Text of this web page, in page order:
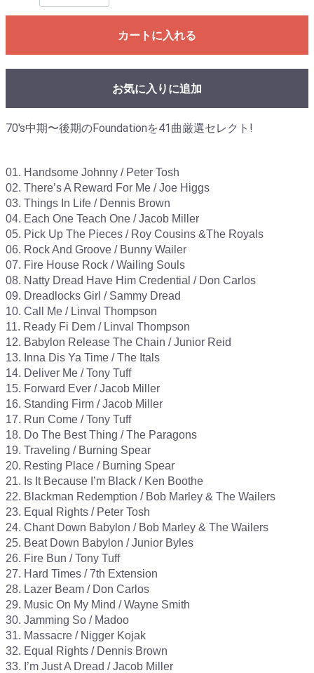
カートに入れる
お気に入りに追加
70's中期〜後期のFoundationを41曲厳選セレクト!
01. Handsome Johnny / Peter Tosh
02. There’s A Reward For Me / Joe Higgs
03. Things In Life / Dennis Brown
04. Each One Teach One / Jacob Miller
05. Pick Up The Pieces / Roy Cousins &The Royals
06. Rock And Groove / Bunny Wailer
07. Fire House Rock / Wailing Souls
08. Natty Dread Have Him Credential / Don Carlos
09. Dreadlocks Girl / Sammy Dread
10. Call Me / Linval Thompson
11. Ready Fi Dem / Linval Thompson
12. Babylon Release The Chain / Junior Reid
13. Inna Dis Ya Time / The Itals
14. Deliver Me / Tony Tuff
15. Forward Ever / Jacob Miller
16. Standing Firm / Jacob Miller
17. Run Come / Tony Tuff
18. Do The Best Thing / The Paragons
19. Traveling / Burning Spear
20. Resting Place / Burning Spear
21. Is It Because I’m Black / Ken Boothe
22. Blackman Redemption / Bob Marley & The Wailers
23. Equal Rights / Peter Tosh
24. Chant Down Babylon / Bob Marley & The Wailers
25. Beat Down Babylon / Junior Byles
26. Fire Bun / Tony Tuff
27. Hard Times / 7th Extension
28. Lazer Beam / Don Carlos
29. Music On My Mind / Wayne Smith
30. Jamming So / Madoo
31. Massacre / Nigger Kojak
32. Equal Rights / Dennis Brown
33. I’m Just A Dread / Jacob Miller